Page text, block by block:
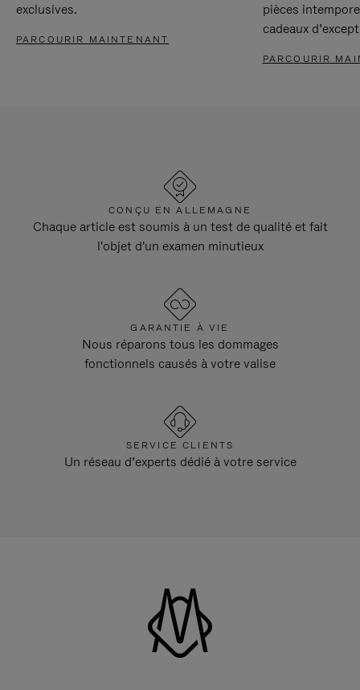
exclusives.
PARCOURIR MAINTENANT
pièces
cadeaux
PARCOURIR
CONÇU EN ALLEMAGNE
Chaque article est soumis à un test de qualité et fait
l'objet d'un examen minutieux
GARANTIE À VIE
Nous réparons tous les dommages
fonctionnels causés à votre valise
SERVICE CLIENTS
Un réseau d’experts dédié à votre service